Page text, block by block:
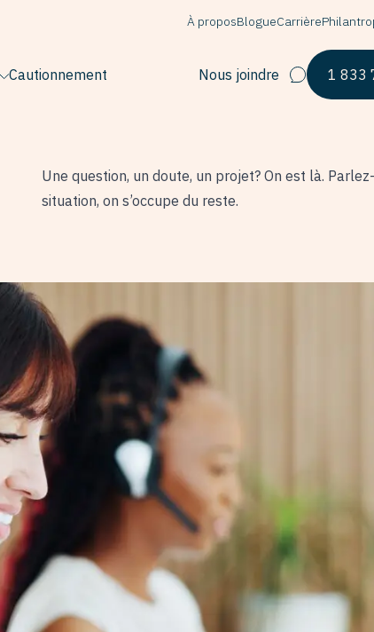
À proposBlogueCarrière
Cautionnement Nous joindre 1 833
Une question, un doute, un projet? On est là.
situation, on s’occupe du reste.